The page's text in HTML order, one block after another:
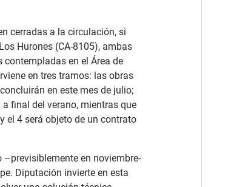
cerradas a la circulación, si
Hurones (CA-8105), ambas
en el Área de
en tres tramos: las obras
en este mes de julio;
final del verano, mientras que
el 4 será objeto de un contrato
en noviembre-
Diputación invierte en esta